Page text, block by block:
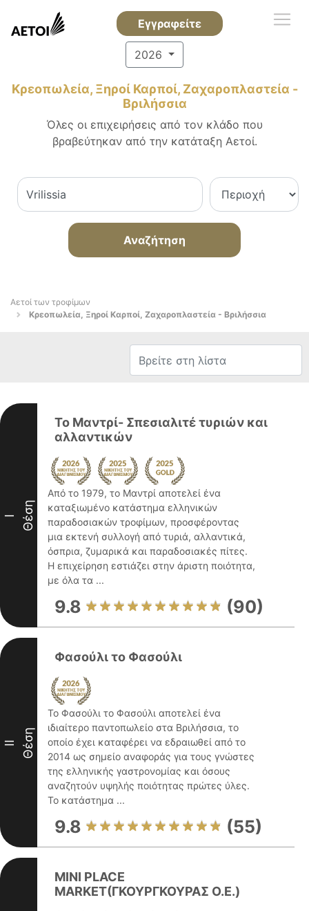
Εγγραφείτε
2026
Κρεοπωλεία, Ξηροί Καρποί, Ζαχαροπλαστεία -
Βριλήσσια
Όλες οι επιχειρήσεις από τον κλάδο που
βραβεύτηκαν από την κατάταξη Αετοί.
Αναζήτηση
Αετοί των τροφίμων
Κρεοπωλεία, Ξηροί Καρποί, Ζαχαροπλαστεία - Βριλήσσια
I Θέση
Το Μαντρί- Σπεσιαλιτέ τυριών και
αλλαντικών
Από το 1979, το Μαντρί αποτελεί ένα
καταξιωμένο κατάστημα ελληνικών
παραδοσιακών τροφίμων, προσφέροντας
μια εκτενή συλλογή από τυριά, αλλαντικά,
όσπρια, ζυμαρικά και παραδοσιακές πίτες.
Η επιχείρηση εστιάζει στην άριστη ποιότητα,
με όλα τα ...
9.8 (90)
II Θέση
Φασούλι το Φασούλι
Το Φασούλι το Φασούλι αποτελεί ένα
ιδιαίτερο παντοπωλείο στα Βριλήσσια, το
οποίο έχει καταφέρει να εδραιωθεί από το
2014 ως σημείο αναφοράς για τους γνώστες
της ελληνικής γαστρονομίας και όσους
αναζητούν υψηλής ποιότητας πρώτες ύλες.
Το κατάστημα ...
9.8 (55)
MINI PLACE
MARKET(ΓΚΟΥΡΓΚΟΥΡΑΣ Ο.Ε.)